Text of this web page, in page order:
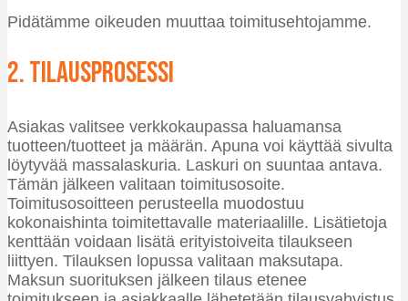
Pidätämme oikeuden muuttaa toimitusehtojamme.
2. Tilausprosessi
Asiakas valitsee verkkokaupassa haluamansa
tuotteen/tuotteet ja määrän. Apuna voi käyttää sivulta
löytyvää massalaskuria. Laskuri on suuntaa antava.
Tämän jälkeen valitaan toimitusosoite.
Toimitusosoitteen perusteella muodostuu
kokonaishinta toimitettavalle materiaalille. Lisätietoja
kenttään voidaan lisätä erityistoiveita tilaukseen
liittyen. Tilauksen lopussa valitaan maksutapa.
Maksun suorituksen jälkeen tilaus etenee